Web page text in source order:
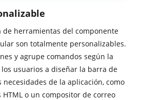
de herramientas del componente
son totalmente personalizables.
y agrupe comandos según la
usuarios a diseñar la barra de
de la aplicación, como
o un compositor de correo